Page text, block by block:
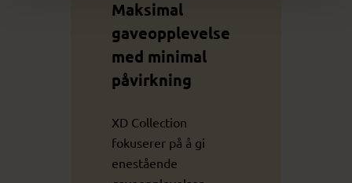
Maksimal
gaveopplevelse
med minimal
påvirkning
XD Collection
fokuserer på å gi
enestående